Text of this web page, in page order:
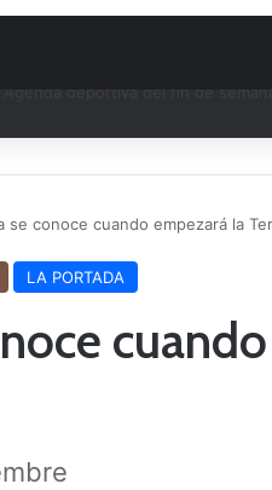
se conoce cuando empezará la
LA PORTADA